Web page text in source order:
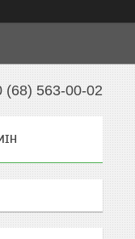
(68) 563-00-02